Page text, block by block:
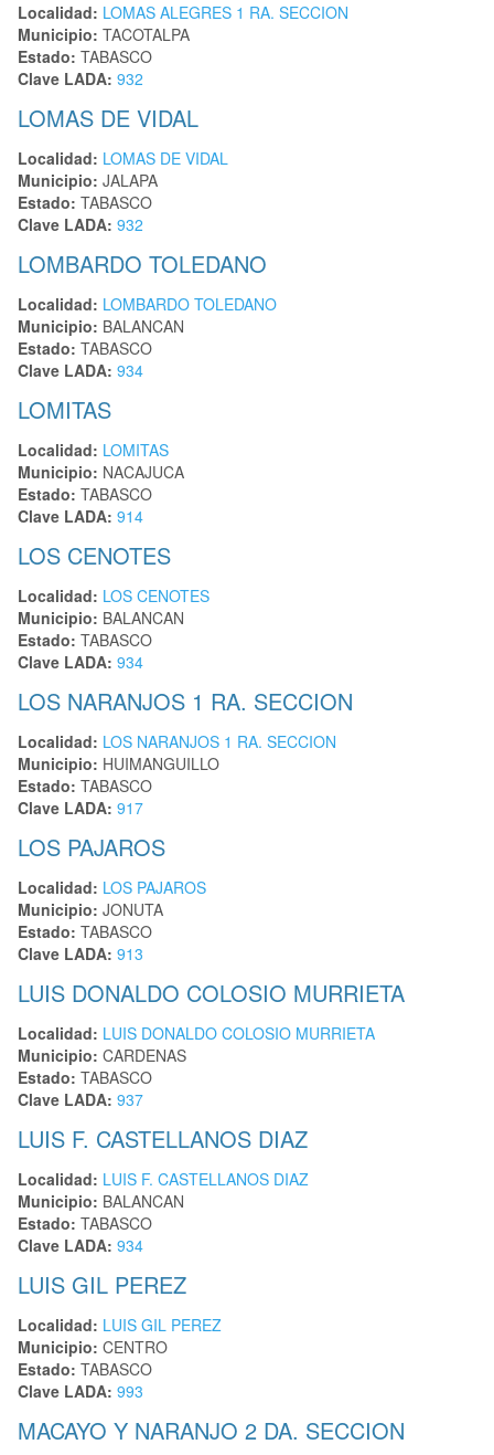
Localidad: LOMAS ALEGRES 1 RA. SECCION
Municipio: TACOTALPA
Estado: TABASCO
Clave LADA: 932
LOMAS DE VIDAL
Localidad: LOMAS DE VIDAL
Municipio: JALAPA
Estado: TABASCO
Clave LADA: 932
LOMBARDO TOLEDANO
Localidad: LOMBARDO TOLEDANO
Municipio: BALANCAN
Estado: TABASCO
Clave LADA: 934
LOMITAS
Localidad: LOMITAS
Municipio: NACAJUCA
Estado: TABASCO
Clave LADA: 914
LOS CENOTES
Localidad: LOS CENOTES
Municipio: BALANCAN
Estado: TABASCO
Clave LADA: 934
LOS NARANJOS 1 RA. SECCION
Localidad: LOS NARANJOS 1 RA. SECCION
Municipio: HUIMANGUILLO
Estado: TABASCO
Clave LADA: 917
LOS PAJAROS
Localidad: LOS PAJAROS
Municipio: JONUTA
Estado: TABASCO
Clave LADA: 913
LUIS DONALDO COLOSIO MURRIETA
Localidad: LUIS DONALDO COLOSIO MURRIETA
Municipio: CARDENAS
Estado: TABASCO
Clave LADA: 937
LUIS F. CASTELLANOS DIAZ
Localidad: LUIS F. CASTELLANOS DIAZ
Municipio: BALANCAN
Estado: TABASCO
Clave LADA: 934
LUIS GIL PEREZ
Localidad: LUIS GIL PEREZ
Municipio: CENTRO
Estado: TABASCO
Clave LADA: 993
MACAYO Y NARANJO 2 DA. SECCION